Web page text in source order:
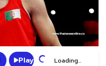
Play Loading...